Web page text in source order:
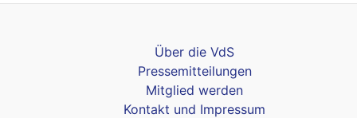
Über die VdS
Pressemitteilungen
Mitglied werden
Kontakt und Impressum